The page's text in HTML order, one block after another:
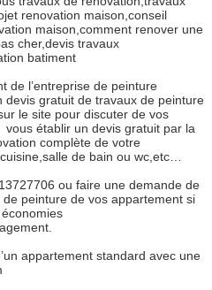
renovation maison,conseil
maison,comment renover une
cher,devis travaux
batiment
de l’entreprise de peinture
devis gratuit de travaux de peinture
le site pour discuter de vos
établir un devis gratuit par la
complète de votre
de bain ou wc,etc…
ou faire une demande de
peinture de vos appartement si
appartement standard avec une